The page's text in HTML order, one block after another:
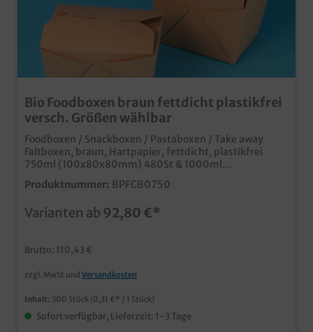
Bio Foodboxen braun fettdicht plastikfrei
versch. Größen wählbar
Foodboxen / Snackboxen / Pastaboxen / Take away
Faltboxen, braun, Hartpapier, fettdicht, plastikfrei
750ml (100x80x80mm) 480St & 1000ml
(110x90x80mm) 300St zur Auswahl stabile und
fettdichte Foodboxen aus nachhaltigem,
Auswahl ideal für Pasta, Fingerfood, Snacks, usw. Made
Produktnummer: BPFCB0750
Varianten ab 92,80 €*
Brutto: 110,43 €
zzgl. MwSt und Versandkosten
Inhalt: 300 Stück (0,31 €* / 1 Stück)
Sofort verfügbar, Lieferzeit: 1-3 Tage